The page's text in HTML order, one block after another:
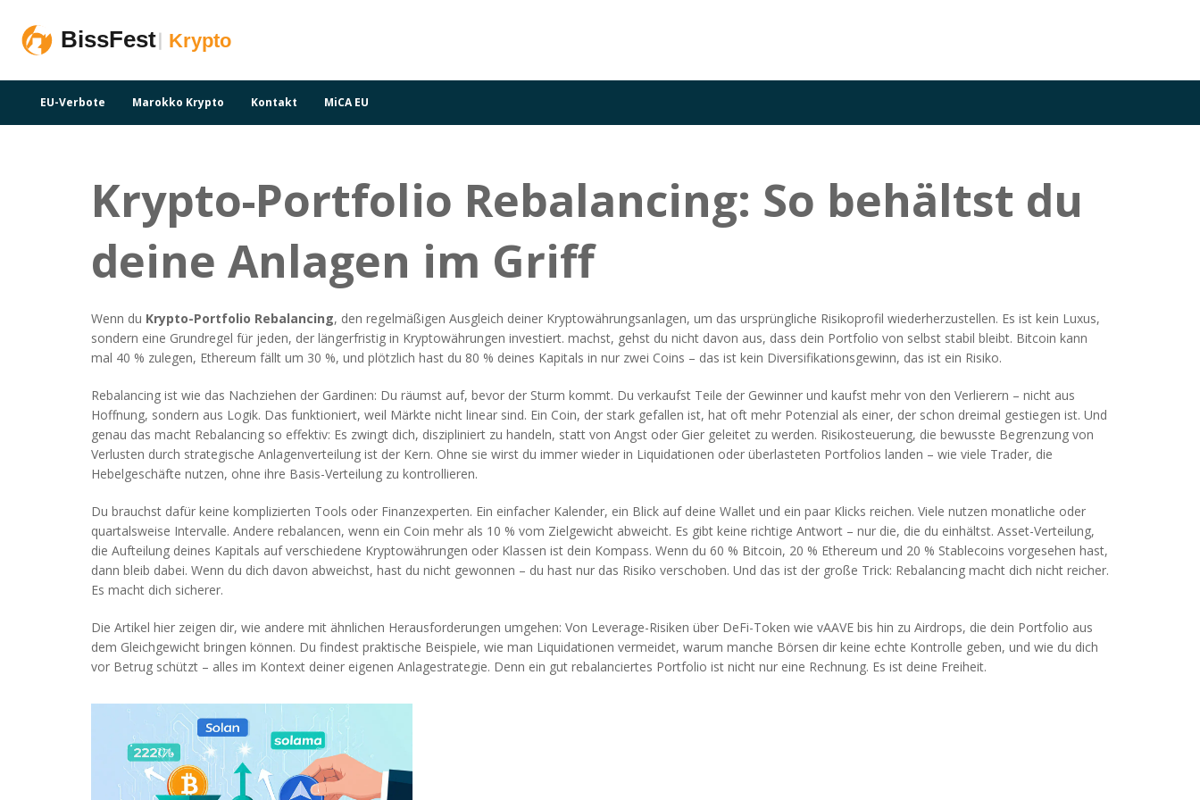
EU-Verbote Marokko Krypto Kontakt MiCA EU
Krypto-Portfolio Rebalancing: So behältst du
deine Anlagen im Griff
Wenn du Krypto-Portfolio Rebalancing, den regelmäßigen Ausgleich deiner Kryptowährungsanlagen, um das ursprüngliche Risikoprofil wiederherzustellen. Es ist kein Luxus,
sondern eine Grundregel für jeden, der längerfristig in Kryptowährungen investiert. machst, gehst du nicht davon aus, dass dein Portfolio von selbst stabil bleibt. Bitcoin kann
mal 40 % zulegen, Ethereum fällt um 30 %, und plötzlich hast du 80 % deines Kapitals in nur zwei Coins – das ist kein Diversifikationsgewinn, das ist ein Risiko.
Rebalancing ist wie das Nachziehen der Gardinen: Du räumst auf, bevor der Sturm kommt. Du verkaufst Teile der Gewinner und kaufst mehr von den Verlierern – nicht aus
Hoffnung, sondern aus Logik. Das funktioniert, weil Märkte nicht linear sind. Ein Coin, der stark gefallen ist, hat oft mehr Potenzial als einer, der schon dreimal gestiegen ist. Und
genau das macht Rebalancing so effektiv: Es zwingt dich, diszipliniert zu handeln, statt von Angst oder Gier geleitet zu werden. Risikosteuerung, die bewusste Begrenzung von
Verlusten durch strategische Anlagenverteilung ist der Kern. Ohne sie wirst du immer wieder in Liquidationen oder überlasteten Portfolios landen – wie viele Trader, die
Hebelgeschäfte nutzen, ohne ihre Basis-Verteilung zu kontrollieren.
Du brauchst dafür keine komplizierten Tools oder Finanzexperten. Ein einfacher Kalender, ein Blick auf deine Wallet und ein paar Klicks reichen. Viele nutzen monatliche oder
quartalsweise Intervalle. Andere rebalancen, wenn ein Coin mehr als 10 % vom Zielgewicht abweicht. Es gibt keine richtige Antwort – nur die, die du einhältst. Asset-Verteilung,
die Aufteilung deines Kapitals auf verschiedene Kryptowährungen oder Klassen ist dein Kompass. Wenn du 60 % Bitcoin, 20 % Ethereum und 20 % Stablecoins vorgesehen hast,
dann bleib dabei. Wenn du dich davon abweichst, hast du nicht gewonnen – du hast nur das Risiko verschoben. Und das ist der große Trick: Rebalancing macht dich nicht reicher.
Es macht dich sicherer.
Die Artikel hier zeigen dir, wie andere mit ähnlichen Herausforderungen umgehen: Von Leverage-Risiken über DeFi-Token wie vAAVE bis hin zu Airdrops, die dein Portfolio aus
dem Gleichgewicht bringen können. Du findest praktische Beispiele, wie man Liquidationen vermeidet, warum manche Börsen dir keine echte Kontrolle geben, und wie du dich
vor Betrug schützt – alles im Kontext deiner eigenen Anlagestrategie. Denn ein gut rebalanciertes Portfolio ist nicht nur eine Rechnung. Es ist deine Freiheit.